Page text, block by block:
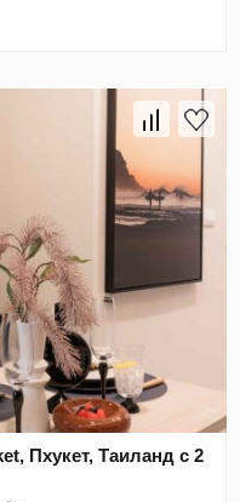
Пхукет, Таиланд с 2